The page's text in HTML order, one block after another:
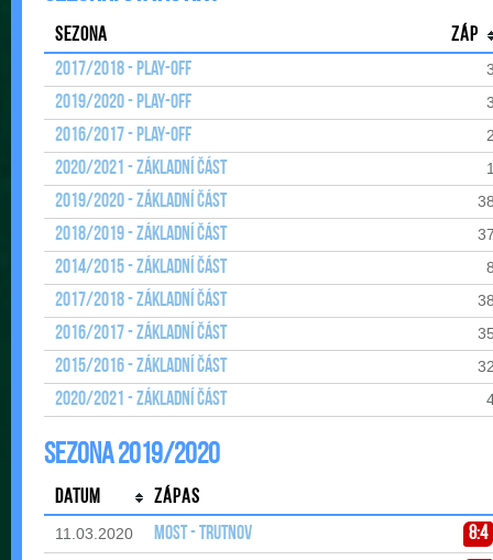
Sezona
Záp
2017/2018 - Play-off
2019/2020 - Play-off
2016/2017 - Play-off
2020/2021 - Základní část
2019/2020 - Základní část
2018/2019 - Základní část
2014/2015 - Základní část
2017/2018 - Základní část
2016/2017 - Základní část
2015/2016 - Základní část
2020/2021 - Základní část
Sezona 2019/2020
Datum Zápas
11.03.2020 Most - Trutnov 8:4